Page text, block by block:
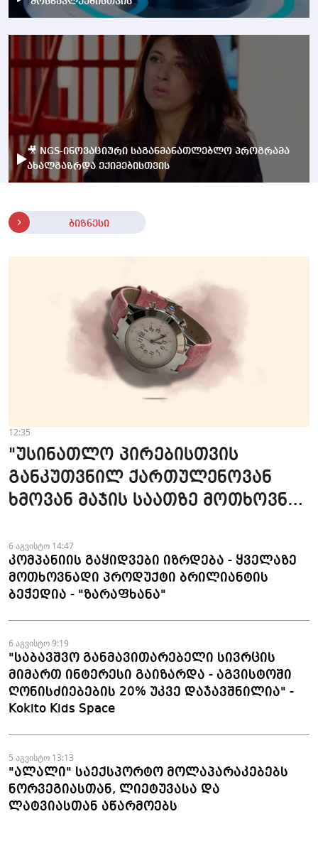
🎥 NGS-ინოვაციური საგანმანათლებლო პროგრამა
ახალგაზრდა ექიმებისთვის
ბიზნესი
12:35
"უსინათლო პირებისთვის
განკუთვნილ ქართულენოვან
ხმოვან მაჯის საათზე მოთხოვნა
6 აგვისტო 14:47
კომპანიის გაყიდვები იზრდება - ყველაზე
მოთხოვნადი პროდუქტი ბრილიანტის
ბეჭედია - "ზარაფხანა"
6 აგვისტო 9:19
"საბავშვო განმავითარებელი სივრცის
მიმართ ინტერესი გაიზარდა - აგვისტოში
ღონისძიებების 20% უკვე დაჯავშნილია" -
Kokito Kids Space
5 აგვისტო 13:13
"ალალი" საექსპორტო მოლაპარაკებებს
ნორვეგიასთან, ლიეტუვასა და
ლატვიასთან აწარმოებს